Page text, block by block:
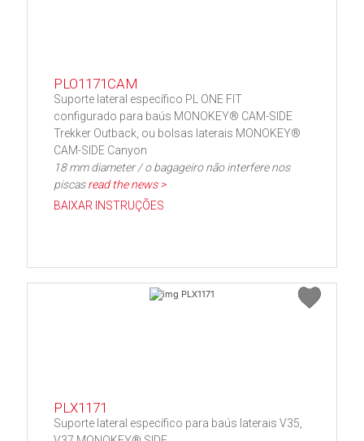
PLO1171CAM
Suporte lateral específico PL ONE FIT
configurado para baús MONOKEY® CAM-SIDE
Trekker Outback, ou bolsas laterais MONOKEY®
CAM-SIDE Canyon
18 mm diameter / o bagageiro não interfere nos
piscasread the news >
BAIXAR INSTRUÇÕES
PLX1171
Suporte lateral específico para baús laterais V35,